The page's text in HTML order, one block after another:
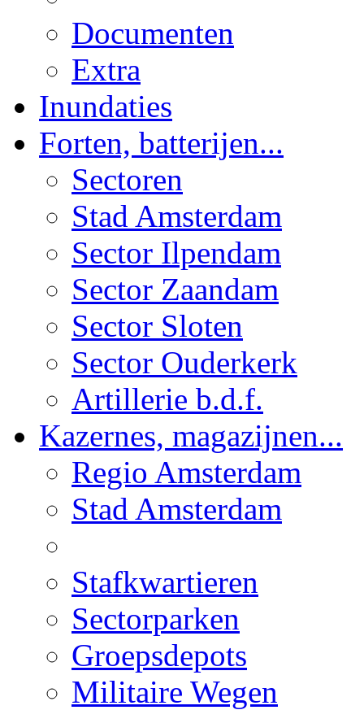
Documenten
Extra
Inundaties
Forten, batterijen...
Sectoren
Stad Amsterdam
Sector Ilpendam
Sector Zaandam
Sector Sloten
Sector Ouderkerk
Artillerie b.d.f.
Kazernes, magazijnen...
Regio Amsterdam
Stad Amsterdam
Stafkwartieren
Sectorparken
Groepsdepots
Militaire Wegen